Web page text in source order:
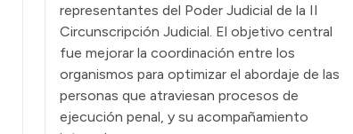
representantes del Poder Judicial de la II
Circunscripción Judicial. El objetivo central
fue mejorar la coordinación entre los
organismos para optimizar el abordaje de las
personas que atraviesan procesos de
ejecución penal, y su acompañamiento